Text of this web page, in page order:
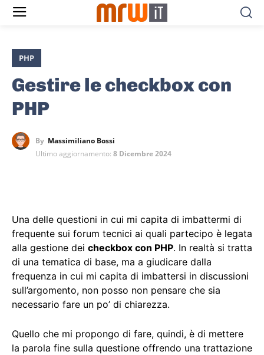
PHP
Gestire le checkbox con
PHP
By Massimiliano Bossi
Ultimo aggiornamento: 8 Dicembre 2024
Una delle questioni in cui mi capita di imbattermi di
frequente sui forum tecnici ai quali partecipo è legata
alla gestione dei checkbox con PHP. In realtà si tratta
di una tematica di base, ma a giudicare dalla
frequenza in cui mi capita di imbattersi in discussioni
sull’argomento, non posso non pensare che sia
necessario fare un po’ di chiarezza.
Quello che mi propongo di fare, quindi, è di mettere
la parola fine sulla questione offrendo una trattazione